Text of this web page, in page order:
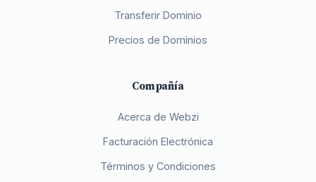
Transferir Dominio
Precios de Dominios
Compañía
Acerca de Webzi
Facturación Electrónica
Términos y Condiciones